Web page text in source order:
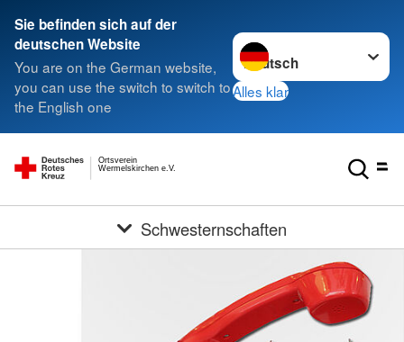
Sie befinden sich auf der
deutschen Website
You are on the German website,
you can use the switch to switch to
the English one
Sprache wechseln zu
Alles klar
Wermelskirchen e.V.
Ortsverein
Schwesternschaften